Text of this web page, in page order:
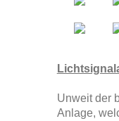
Unweit der
Anlage,